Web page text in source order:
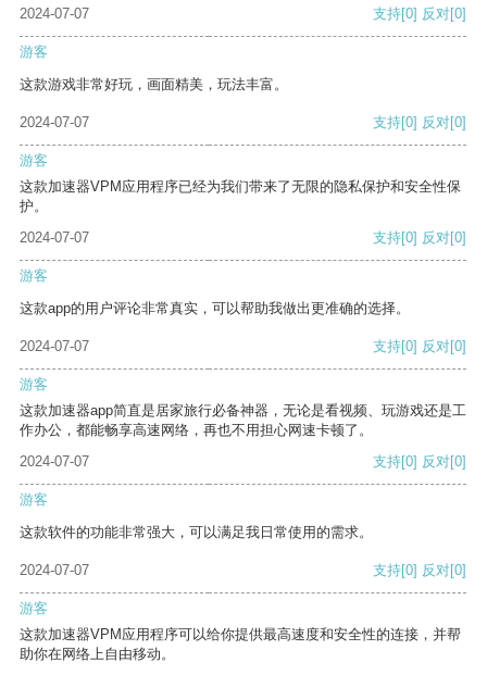
2024-07-07
支持[0] 反对[0]
游客
这款游戏非常好玩，画面精美，玩法丰富。
2024-07-07 支持[0] 反对[0]
游客
这款加速器VPM应用程序已经为我们带来了无限的隐私保护和安全性保
护。
2024-07-07
支持[0] 反对[0]
游客
这款app的用户评论非常真实，可以帮助我做出更准确的选择。
2024-07-07 支持[0] 反对[0]
游客
这款加速器app简直是居家旅行必备神器，无论是看视频、玩游戏还是工
作办公，都能畅享高速网络，再也不用担心网速卡顿了。
2024-07-07
支持[0] 反对[0]
游客
这款软件的功能非常强大，可以满足我日常使用的需求。
2024-07-07 支持[0] 反对[0]
游客
这款加速器VPM应用程序可以给你提供最高速度和安全性的连接，并帮
助你在网络上自由移动。